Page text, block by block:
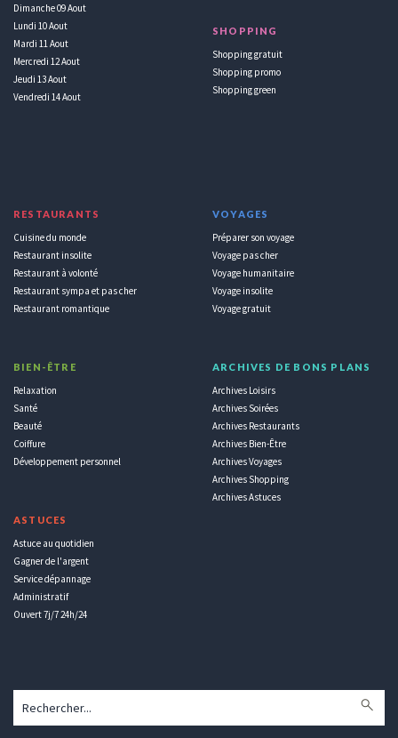
Dimanche 09 Aout
Lundi 10 Aout
Mardi 11 Aout
Mercredi 12 Aout
Jeudi 13 Aout
Vendredi 14 Aout
SHOPPING
Shopping gratuit
Shopping promo
Shopping green
RESTAURANTS
Cuisine du monde
Restaurant insolite
Restaurant à volonté
Restaurant sympa et pas cher
Restaurant romantique
BIEN-ÊTRE
Relaxation
Santé
Beauté
Coiffure
Développement personnel
ASTUCES
Astuce au quotidien
Gagner de l'argent
Service dépannage
Administratif
Ouvert 7j/7 24h/24
VOYAGES
Préparer son voyage
Voyage pas cher
Voyage humanitaire
Voyage insolite
Voyage gratuit
ARCHIVES DE BONS PLANS
Archives Loisirs
Archives Soirées
Archives Restaurants
Archives Bien-Être
Archives Voyages
Archives Shopping
Archives Astuces